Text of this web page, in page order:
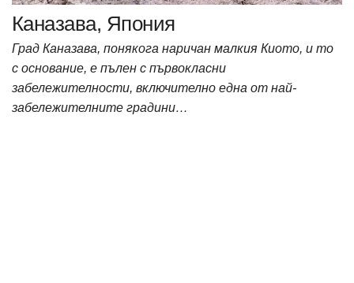
Каназава, Япония
Град Каназава, понякога наричан малкия Киото, и то
с основание, е пълен с първокласни
забележителности, включително една от най-
забележителните градини…